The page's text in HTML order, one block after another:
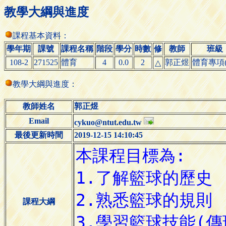
教學大綱與進度
課程基本資料：
學年期
課號 課程名稱 階段 學分 時數 修 教師
班級
108-2
271525 體育 4 0.0 2 △ 郭正煜 體育專項
教學大綱與進度：
教師姓名
郭正煜
Email
cykuo@ntut.edu.tw
最後更新時間
2019-12-15 14:10:45
課程大綱